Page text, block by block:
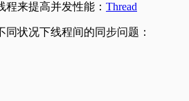
来提高并发性能： Thread
状况下线程间的同步问题：